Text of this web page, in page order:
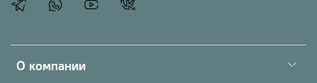
О компании